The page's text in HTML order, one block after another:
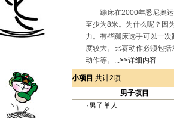
蹦床在2000年悉尼奥运
至少为8米。为什么呢？因
力。有些蹦床选手可以一
度较大。比赛动作必须包
动作等。...>>详细内容
小项目 共计2项
男子项目
·男子单人